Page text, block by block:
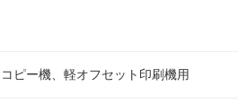
コピー機、軽オフセット印刷機用